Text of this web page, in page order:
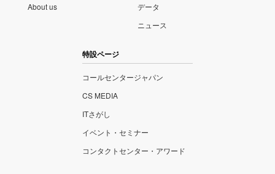
About us
データ
ニュース
特設ページ
コールセンタージャパン
CS MEDIA
ITさがし
イベント・セミナー
コンタクトセンター・アワード